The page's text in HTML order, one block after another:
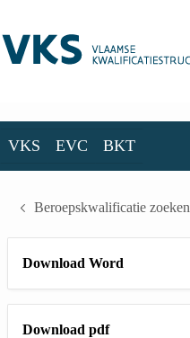
VKS EVC BKT
Beroepskwalificatie zoeken
Download Word
Download pdf